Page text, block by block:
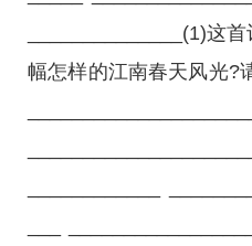
______________(1)这
幅怎样的江南春天风光?
___